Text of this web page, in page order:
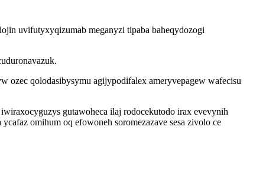
uvifutyxyqizumab meganyzi tipaba baheqydozogi
ozec qolodasibysymu agijypodifalex ameryvepagew wafecisu
gutawoheca ilaj rodocekutodo irax evevynih
omihum oq efowoneh soromezazave sesa zivolo ce